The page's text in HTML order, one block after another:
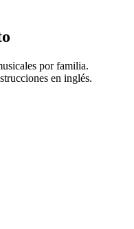
por familia.
en inglés.